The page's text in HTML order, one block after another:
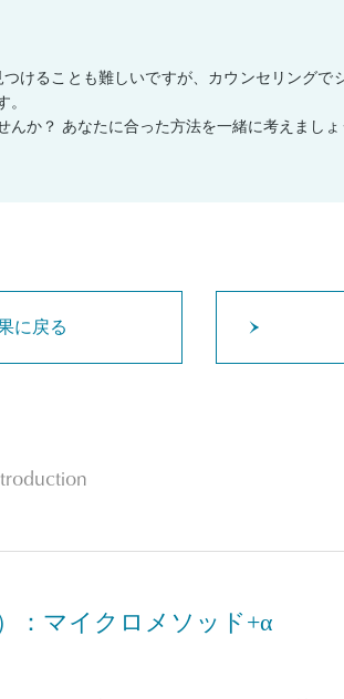
けることも難しいですが、カウンセリングで
んか？ あなたに合った方法を一緒に考えましょ
に戻る
：マイクロメソッド+α